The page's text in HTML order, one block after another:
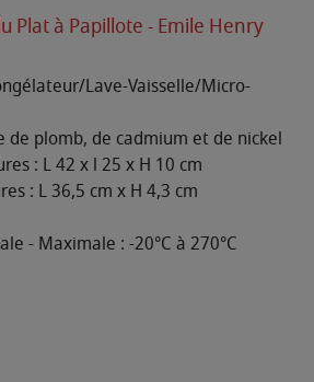
Plat à Papillote - Emile Henry
Lave-Vaisselle/Micro-
de plomb, de cadmium et de nickel
: L 42 x l 25 x H 10 cm
: L 36,5 cm x H 4,3 cm
- Maximale : -20°C à 270°C